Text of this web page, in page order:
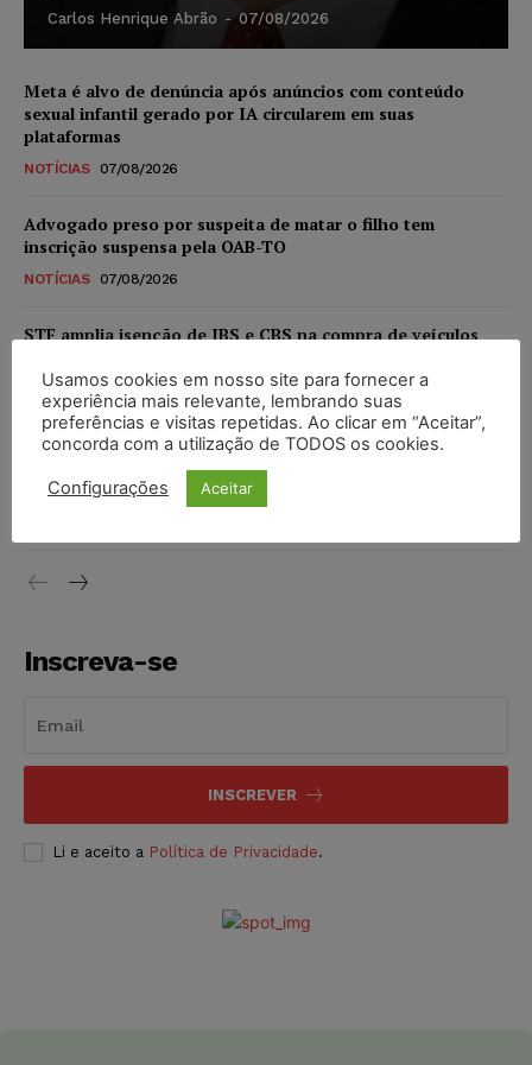
Carlos Henrique Abrão - 07/08/2026
Meta é alvo de denúncia após anúncios com conteúdo
sexual infantil gerado por IA circularem em suas
plataformas
NOTÍCIAS 07/08/2026
Advogado preso por suspeita de matar o filho tem
inscrição suspensa pela OAB-TO
NOTÍCIAS 07/08/2026
STF amplia isenção de IBS e CBS na compra de veículos
níveis
DIREITO TRIBUTÁRIO 07/08/2026
Justiça do Trabalho mantém justa causa de empregado que
vendia canetas emagrecedoras no local de trabalho
Inscreva-se
INSCREVER
Li e aceito a Política de Privacidade.
Usamos cookies em nosso site para fornecer a
experiência mais relevante, lembrando suas
preferências e visitas repetidas. Ao clicar em “Aceitar”,
concorda com a utilização de TODOS os cookies.
Configurações Aceitar